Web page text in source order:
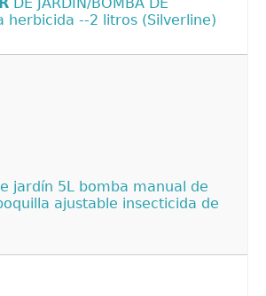
herbicida --2 litros (Silverline)
jardín 5L bomba manual de
ajustable insecticida de